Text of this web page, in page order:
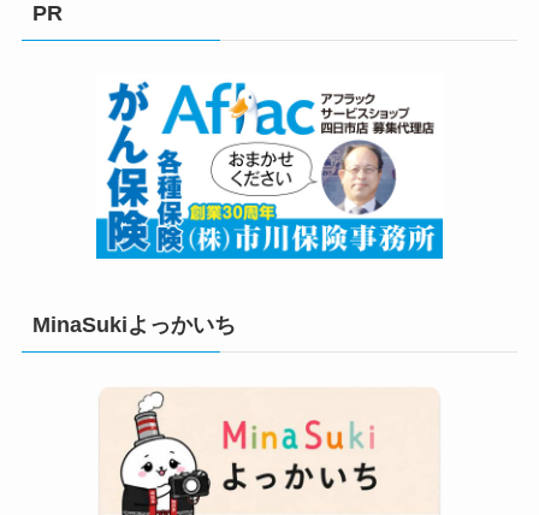
PR
MinaSukiよっかいち